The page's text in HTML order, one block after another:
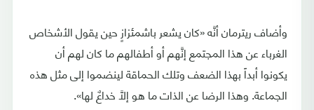
وأضاف ريترمان أنَّه «كان يشعر باشمئزازٍ حين يقول الأشخاص
الغرباء عن هذا المجتمع إنَّهم أو أطفالهم ما كان لهم أن
يكونوا أبداً بهذا الضعف وتلك الحماقة لينضموا إلى مثل هذه
الجماعة. وهذا الرضا عن الذات ما هو إلَّا خداعٌ لها».